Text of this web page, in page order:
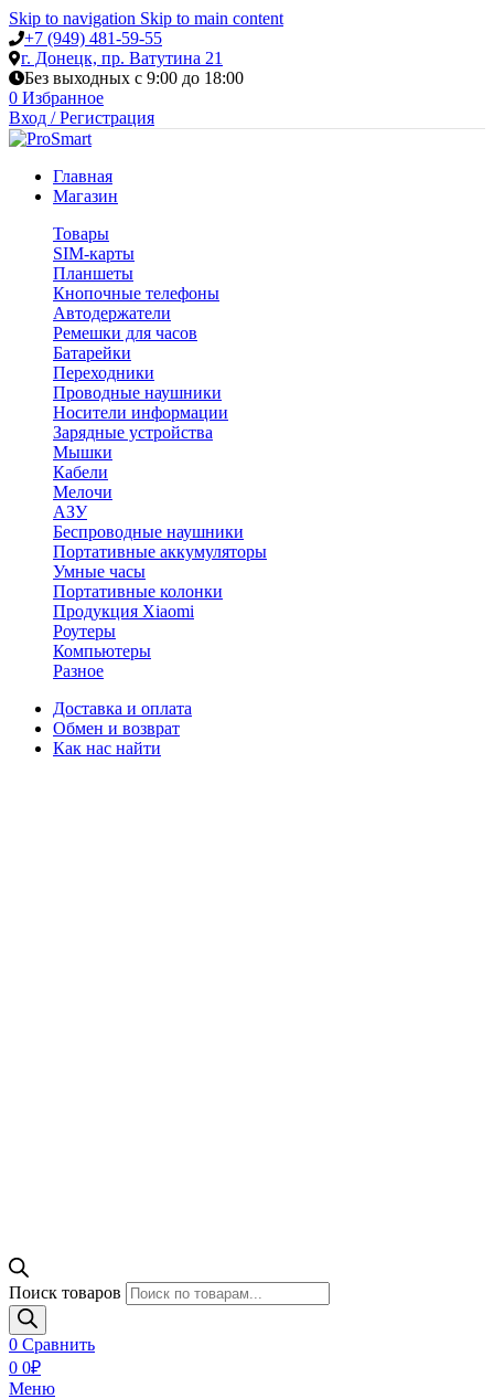
Skip to navigation Skip to main content
+7 (949) 481-59-55
г. Донецк, пр. Ватутина 21
Без выходных с 9:00 до 18:00
0 Избранное
Вход / Регистрация
Главная
Магазин
Товары
SIM-карты
Планшеты
Кнопочные телефоны
Автодержатели
Ремешки для часов
Батарейки
Переходники
Проводные наушники
Носители информации
Зарядные устройства
Мышки
Кабели
Мелочи
АЗУ
Беспроводные наушники
Портативные аккумуляторы
Умные часы
Портативные колонки
Продукция Xiaomi
Роутеры
Компьютеры
Разное
Доставка и оплата
Обмен и возврат
Как нас найти
Поиск товаров
0 Сравнить
0 0₽
Меню